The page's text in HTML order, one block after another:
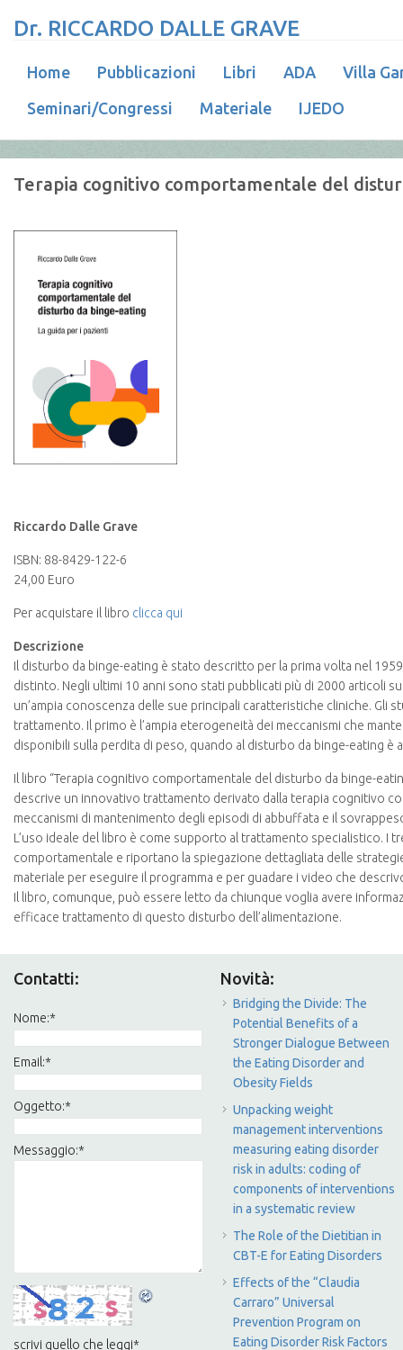
Dr. RICCARDO DALLE GRAVE
Home Pubblicazioni Libri ADA
Villa
Seminari/Congressi
Materiale IJEDO
Terapia cognitivo comportamentale del
Riccardo Dalle Grave
ISBN: 88-8429-122-6
24,00 Euro
Per acquistare il libro clicca qui
Descrizione
Il disturbo da binge-eating è stato descritto per la prima volta nel
distinto. Negli ultimi 10 anni sono stati pubblicati più di 2000 articoli
un’ampia conoscenza delle sue principali caratteristiche cliniche.
trattamento. Il primo è l’ampia eterogeneità dei meccanismi che
disponibili sulla perdita di peso, quando al disturbo da binge-eating
Il libro “Terapia cognitivo comportamentale del disturbo da binge-
descrive un innovativo trattamento derivato dalla terapia cognitivo
meccanismi di mantenimento degli episodi di abbuffata e il
L’uso ideale del libro è come supporto al trattamento specialistico. I
comportamentale e riportano la spiegazione dettagliata delle
materiale per eseguire il programma e per guadare i video che
Il libro, comunque, può essere letto da chiunque voglia avere
efficace trattamento di questo disturbo dell’alimentazione.
Contatti:
Nome:*
Email:*
Oggetto:*
Messaggio:*
scrivi quello che leggi*
Novità:
Bridging the Divide: The
Potential Benefits of a
Stronger Dialogue Between
the Eating Disorder and
Obesity Fields
Unpacking weight
management interventions
measuring eating disorder
risk in adults: coding of
components of interventions
in a systematic review
The Role of the Dietitian in
CBT-E for Eating Disorders
Effects of the “Claudia
Carraro” Universal
Prevention Program on
Eating Disorder Risk Factors